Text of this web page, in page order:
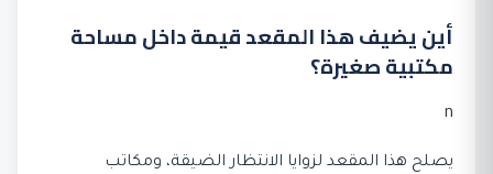
أين يضيف هذا المقعد قيمة داخل مساحة
مكتبية صغيرة؟
n
يصلح هذا المقعد لزوايا الانتظار الضيقة، ومكاتب